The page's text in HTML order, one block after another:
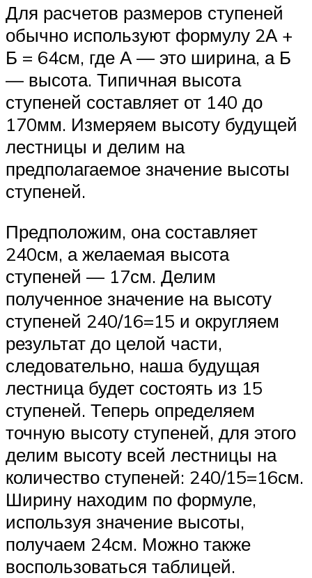
Для расчетов размеров ступеней
обычно используют формулу 2А +
Б = 64см, где А — это ширина, а Б
— высота. Типичная высота
ступеней составляет от 140 до
170мм. Измеряем высоту будущей
лестницы и делим на
предполагаемое значение высоты
ступеней.
Предположим, она составляет
240см, а желаемая высота
ступеней — 17см. Делим
полученное значение на высоту
ступеней 240/16=15 и округляем
результат до целой части,
следовательно, наша будущая
лестница будет состоять из 15
ступеней. Теперь определяем
точную высоту ступеней, для этого
делим высоту всей лестницы на
количество ступеней: 240/15=16см.
Ширину находим по формуле,
используя значение высоты,
получаем 24см. Можно также
воспользоваться таблицей.